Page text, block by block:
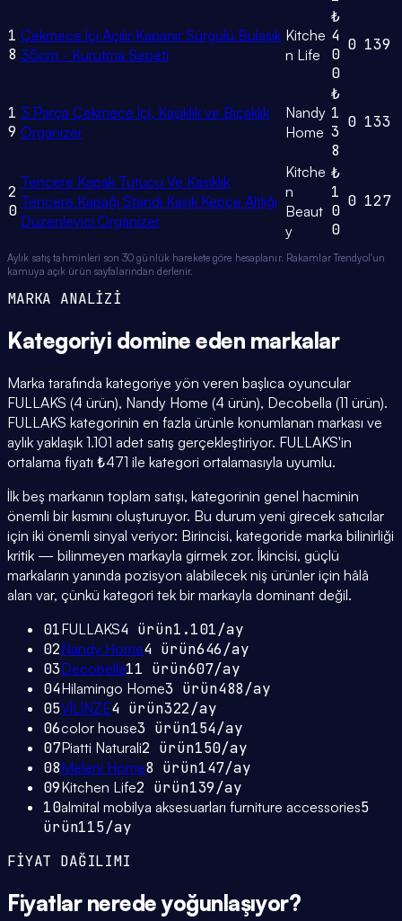
1
8
Çekmece İçi Açılır Kapanır Sürgülü Bulaşık
35cm - Kurutma Sepeti
Kitche
n Life
₺
4
0
0
0 139
1
9
3 Parça Çekmece İçi, Kaşıklık ve Bıçaklık
Organizer
Nandy
Home
₺
1
3
8
0 133
2
0
Tencere Kapak Tutucu Ve Kaşıklık
Tencere Kapağı Standı Kaşık Kepçe Altlığı
Düzenleyici Organizer
Kitche
n
Beaut
y
₺
1
0
0
0 127
Aylık satış tahminleri son 30 günlük harekete göre hesaplanır. Rakamlar Trendyol'un
kamuya açık ürün sayfalarından derlenir.
MARKA ANALİZİ
Kategoriyi domine eden markalar
Marka tarafında kategoriye yön veren başlıca oyuncular
FULLAKS (4 ürün), Nandy Home (4 ürün), Decobella (11 ürün).
FULLAKS kategorinin en fazla ürünle konumlanan markası ve
aylık yaklaşık 1.101 adet satış gerçekleştiriyor. FULLAKS'in
ortalama fiyatı ₺471 ile kategori ortalamasıyla uyumlu.
İlk beş markanın toplam satışı, kategorinin genel hacminin
önemli bir kısmını oluşturuyor. Bu durum yeni girecek satıcılar
için iki önemli sinyal veriyor: Birincisi, kategoride marka bilinirliği
kritik — bilinmeyen markayla girmek zor. İkincisi, güçlü
markaların yanında pozisyon alabilecek niş ürünler için hâlâ
alan var, çünkü kategori tek bir markayla dominant değil.
01FULLAKS4 ürün1.101/ay
02Nandy Home4 ürün646/ay
03Decobella11 ürün607/ay
04Hilamingo Home3 ürün488/ay
05VİLİNZE4 ürün322/ay
06color house3 ürün154/ay
07Piatti Naturali2 ürün150/ay
08Meleni Home8 ürün147/ay
09Kitchen Life2 ürün139/ay
10almital mobilya aksesuarları furniture accessories5
ürün115/ay
FİYAT DAĞILIMI
Fiyatlar nerede yoğunlaşıyor?